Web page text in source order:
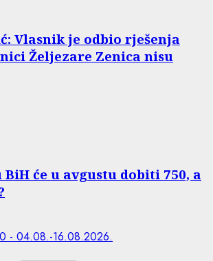
Vlasnik je odbio rješenja
Željezare Zenica nisu
će u avgustu dobiti 750, a